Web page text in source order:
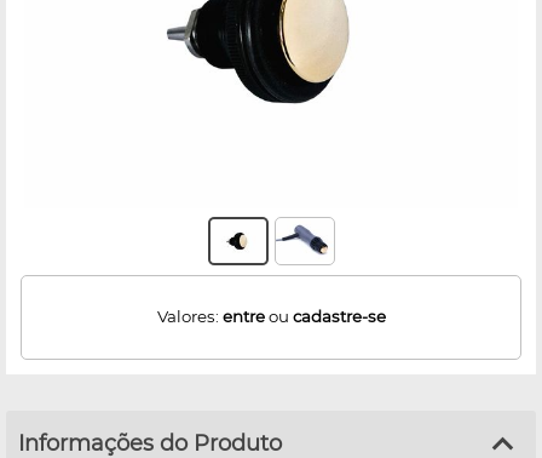
Valores: entreou cadastre-se
Informações do Produto